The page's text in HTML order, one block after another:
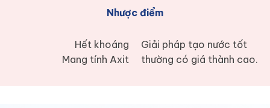
Hết khoáng
Mang tính Axit
Nhược điểm
Giải pháp tạo nước tốt
thường có giá thành cao.